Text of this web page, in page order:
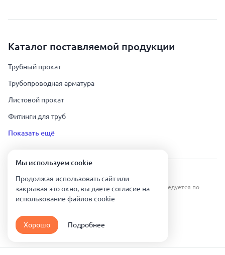
Каталог поставляемой продукции
Трубный прокат
Трубопроводная арматура
Листовой прокат
Фитинги для труб
Показать ещё
Урал Тех Экспорт — Казахстан © 2019-
Все права защищены. Копирование информации преследуется по
Карта сайта
Политика конфиденциальности
Мы используем сookie
Продолжая использовать сайт или
закрывая это окно, вы даете согласие на
использование файлов сookie
Хорошо Подробнее